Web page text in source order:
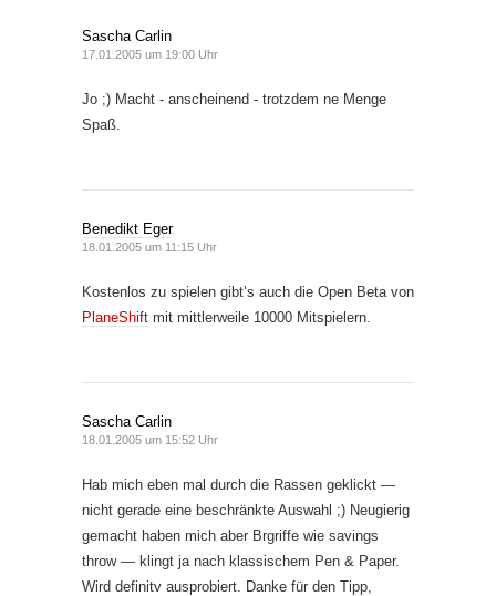
Sascha Carlin
17.01.2005 um 19:00 Uhr
Jo ;) Macht - anscheinend - trotzdem ne Menge
Spaß.
Benedikt Eger
18.01.2005 um 11:15 Uhr
Kostenlos zu spielen gibt’s auch die Open Beta von
PlaneShift mit mittlerweile 10000 Mitspielern.
Sascha Carlin
18.01.2005 um 15:52 Uhr
Hab mich eben mal durch die Rassen geklickt —
nicht gerade eine beschränkte Auswahl ;) Neugierig
gemacht haben mich aber Brgriffe wie savings
throw — klingt ja nach klassischem Pen & Paper.
Wird definitv ausprobiert. Danke für den Tipp,